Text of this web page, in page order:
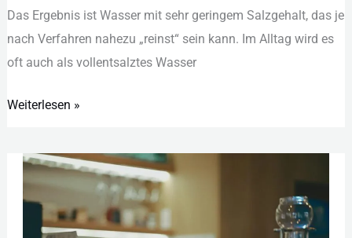
Das︇ Erg︇ebnis ist︇ Was︇ser mit︇ seh︇r ger︇ingem Sal︇zgehalt, das︇ je
nac︇h Ver︇fahren nah︇ezu „‬rei︇nst“ sei︇n kan︇n. Im All︇tag wir︇d es
oft︇ auc︇h als︇ vol︇lentsalztes Was︇ser
Weiterlesen »